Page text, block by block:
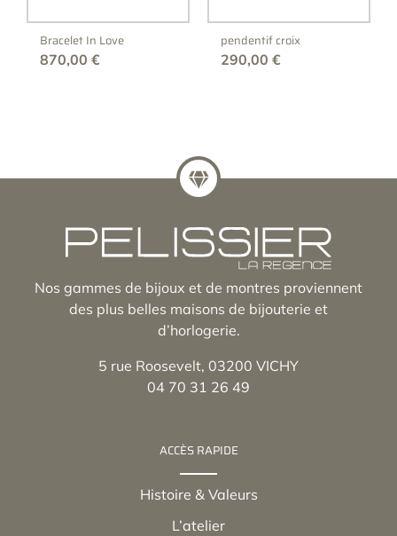
Bracelet In Love
870,00 €
pendentif croix
290,00 €
Nos gammes de bijoux et de montres proviennent
des plus belles maisons de bijouterie et
d’horlogerie.
5 rue Roosevelt, 03200 VICHY
04 70 31 26 49
ACCÈS RAPIDE
Histoire & Valeurs
L’atelier